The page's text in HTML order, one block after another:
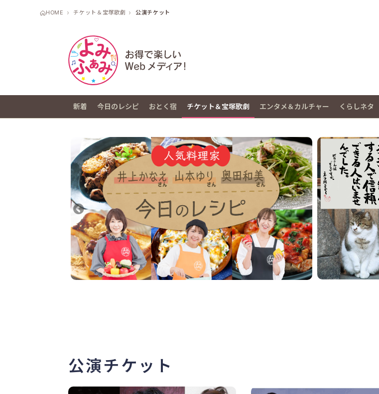
HOME チケット＆宝塚歌劇 公演チケット
新着 今日のレシピ おとく宿 チケット＆宝塚歌劇 エンタメ＆カルチャー くらしネタ
公演チケット